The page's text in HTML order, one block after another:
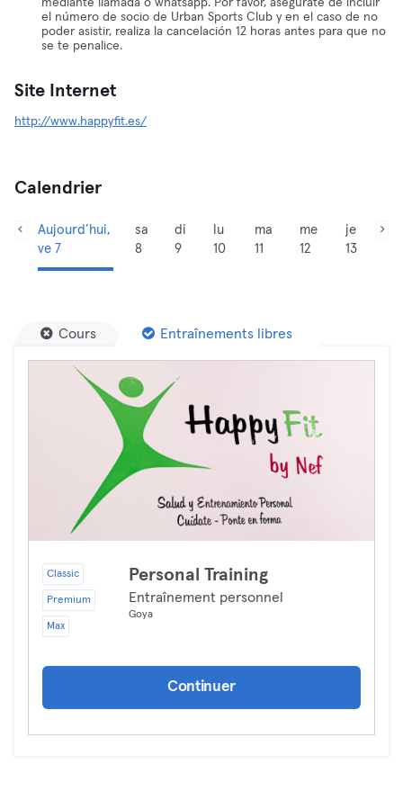
mediante llamada o whatsapp. Por favor, asegúrate de incluir
el número de socio de Urban Sports Club y en el caso de no
poder asistir, realiza la cancelación 12 horas antes para que no
se te penalice.
Site Internet
http://www.happyfit.es/
Calendrier
Aujourd’hui,
ve 7
sa
8
di
9
lu
10
ma
11
me
12
je
13
Cours Entraînements libres
Classic
Premium
Max
Personal Training
Entraînement personnel
Goya
Continuer